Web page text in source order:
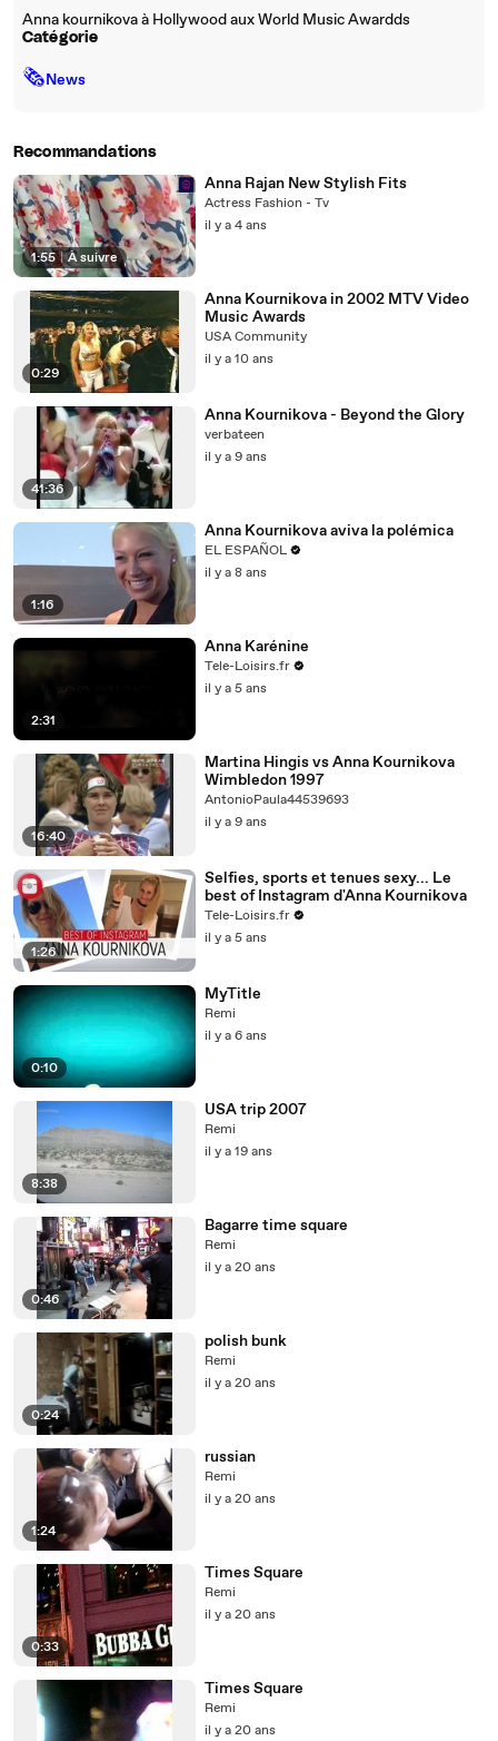
Anna kournikova à Hollywood aux World Music Awardds
Catégorie
🗞News
Recommandations
1:55 | À suivre
Anna Rajan New Stylish Fits
Actress Fashion - Tv
il y a 4 ans
0:29
Anna Kournikova in 2002 MTV Video
Music Awards
USA Community
il y a 10 ans
41:36
Anna Kournikova - Beyond the Glory
verbateen
il y a 9 ans
1:16
Anna Kournikova aviva la polémica
EL ESPAÑOL
il y a 8 ans
2:31
Anna Karénine
Tele-Loisirs.fr
il y a 5 ans
16:40
Martina Hingis vs Anna Kournikova
Wimbledon 1997
AntonioPaula44539693
il y a 9 ans
1:26
Selfies, sports et tenues sexy... Le
best of Instagram d'Anna Kournikova
Tele-Loisirs.fr
il y a 5 ans
0:10
MyTitle
Remi
il y a 6 ans
8:38
USA trip 2007
Remi
il y a 19 ans
0:46
Bagarre time square
Remi
il y a 20 ans
0:24
polish bunk
Remi
il y a 20 ans
1:24
russian
Remi
il y a 20 ans
0:33
Times Square
Remi
il y a 20 ans
Times Square
Remi
il y a 20 ans